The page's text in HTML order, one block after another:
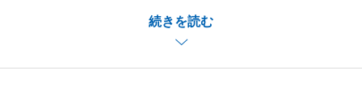
続きを読む
お陰様でスピーディーかつご希望価格以上でのご成約
に至ることが出来ました。